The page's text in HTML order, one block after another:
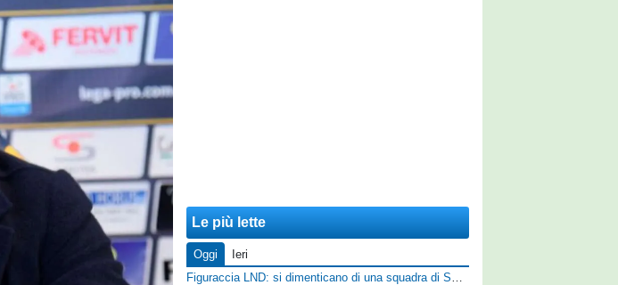
Le più lette
Oggi
Ieri
Figuraccia LND: si dimenticano di una squadra di Serie D, è da rifare il programma Coppa Italia